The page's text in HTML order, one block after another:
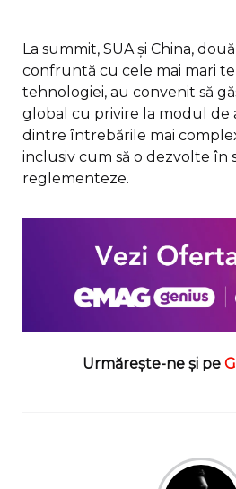
La summit, SUA şi China,
confruntă cu cele mai mari
tehnologiei, au convenit să
global cu privire la modul de
dintre întrebările mai
inclusiv cum să o dezvolte în
reglementeze.
Urmărește-ne și pe